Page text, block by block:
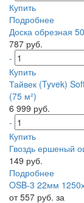
Купить
Подробнее
Доска обрезная
787 руб.
-
Купить
Тайвек (Tyvek)
(75 м²)
6 999 руб.
-
Купить
Гвоздь ершеный
149 руб.
Подробнее
OSB-3 22мм
от 557 руб. за